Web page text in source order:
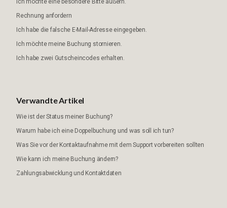
Ich möchte eine besondere Bitte äußern.
Rechnung anfordern
Ich habe die falsche E-Mail-Adresse eingegeben.
Ich möchte meine Buchung stornieren.
Ich habe zwei Gutscheincodes erhalten.
Verwandte Artikel
Wie ist der Status meiner Buchung?
Warum habe ich eine Doppelbuchung und was soll ich tun?
Was Sie vor der Kontaktaufnahme mit dem Support vorbereiten sollten
Wie kann ich meine Buchung ändern?
Zahlungsabwicklung und Kontaktdaten